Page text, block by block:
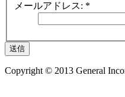
メールアドレス: *
送信
Copyright © 2013 General